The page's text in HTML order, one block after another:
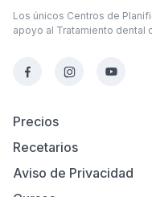
Los únicos Centros de
apoyo al Tratamiento dental
Precios
Recetarios
Aviso de Privacidad